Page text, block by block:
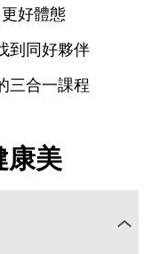
好體態
到同好夥伴
三合一課程
康美